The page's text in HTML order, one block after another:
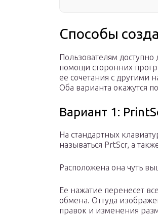
Способы
Пользователям доступно
помощи сторонних
ее сочетания с другими
Оба варианта окажутся
Вариант 1:
На стандартных
называться PrtScr, а
Расположена она чуть
Ее нажатие перенесет
обмена. Оттуда
правок и изменения